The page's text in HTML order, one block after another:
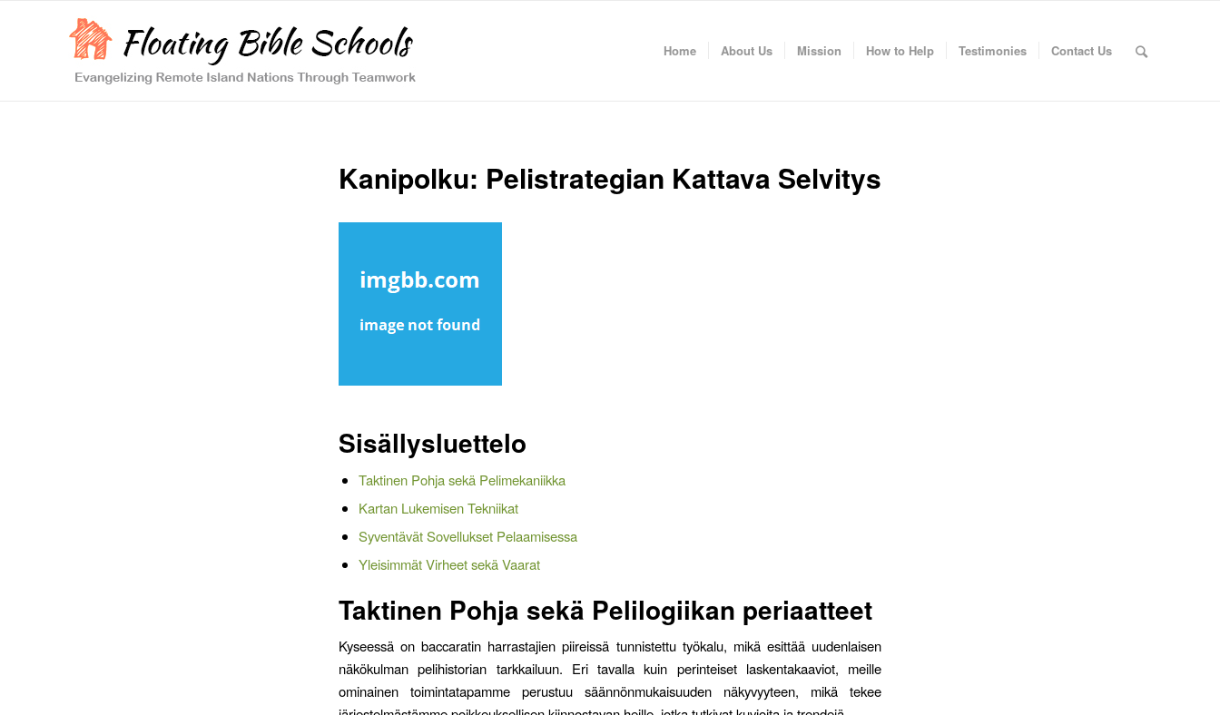
Home About Us Mission How to Help Testimonies Contact Us
Kanipolku: Pelistrategian Kattava Selvitys
Sisällysluettelo
Taktinen Pohja sekä Pelimekaniikka
Kartan Lukemisen Tekniikat
Syventävät Sovellukset Pelaamisessa
Yleisimmät Virheet sekä Vaarat
Taktinen Pohja sekä Pelilogiikan periaatteet
Kyseessä on baccaratin harrastajien piireissä tunnistettu työkalu, mikä esittää uudenlaisen
näkökulman pelihistorian tarkkailuun. Eri tavalla kuin perinteiset laskentakaaviot, meille
ominainen toimintatapamme perustuu säännönmukaisuuden näkyvyyteen, mikä tekee